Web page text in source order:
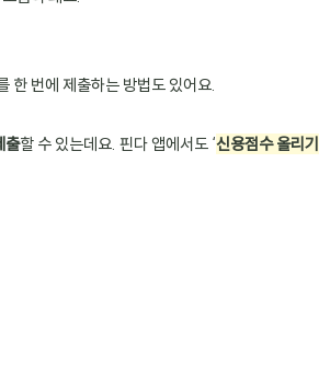
한 번에 제출하는 방법도 있어요.
출할 수 있는데요. 핀다 앱에서도 ‘신용점수 올리기